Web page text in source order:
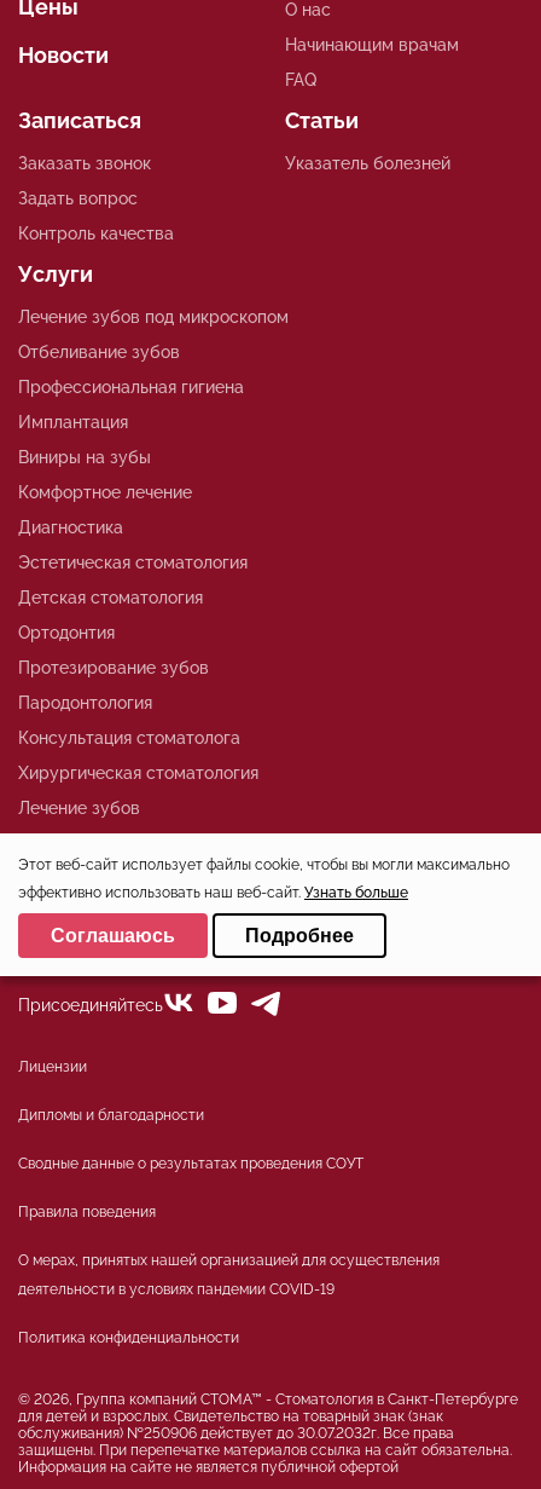
Цены
Новости
Услуги
Лечение зубов под микроскопом
Отбеливание зубов
Профессиональная гигиена
Имплантация
Виниры на зубы
Комфортное лечение
Диагностика
Эстетическая стоматология
Детская стоматология
Ортодонтия
Протезирование зубов
Пародонтология
Консультация стоматолога
Хирургическая стоматология
Лечение зубов
О нас
Начинающим врачам
FAQ
Статьи
Указатель болезней
Записаться
Заказать звонок
Задать вопрос
Контроль качества
+7 (812)324-01-80
office@stoma-spb.ru
Присоединяйтесь
Лицензии
Дипломы и благодарности
Сводные данные о результатах проведения СОУТ
Правила поведения
О мерах, принятых нашей организацией для осуществления
деятельности в условиях пандемии COVID-19
Политика конфиденциальности
© 2026, Группа компаний СТОМА™ - Стоматология в Санкт-Петербурге
для детей и взрослых. Свидетельство на товарный знак (знак
обслуживания) №250906 действует до 30.07.2032г. Все права
защищены. При перепечатке материалов ссылка на сайт обязательна.
Информация на сайте не является публичной офертой
Этот веб-сайт использует файлы cookie, чтобы вы могли максимально
эффективно использовать наш веб-сайт. Узнать больше
Выберите настройки cookie
Минимальные
Аналитические/Функциональные
Соглашаюсь Подробнее